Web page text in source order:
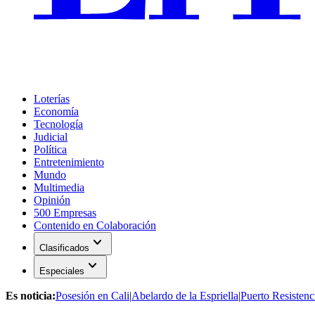
Loterías
Economía
Tecnología
Judicial
Política
Entretenimiento
Mundo
Multimedia
Opinión
500 Empresas
Contenido en Colaboración
Clasificados expand_more
Especiales expand_more
Es noticia:Posesión en Cali|Abelardo de la Espriella|Puerto